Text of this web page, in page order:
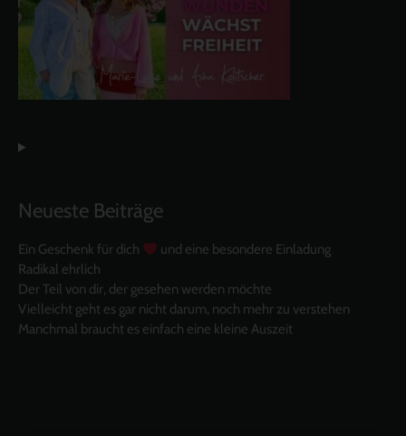
Neueste Beiträge
Ein Geschenk für dich
und eine besondere Einladung
Radikal ehrlich
Der Teil von dir, der gesehen werden möchte
Vielleicht geht es gar nicht darum, noch mehr zu verstehen
Manchmal braucht es einfach eine kleine Auszeit